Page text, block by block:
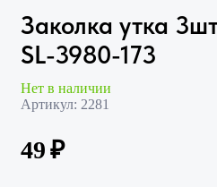
Заколка утка
SL-3980-173
Нет в наличии
Артикул: 2281
49₽